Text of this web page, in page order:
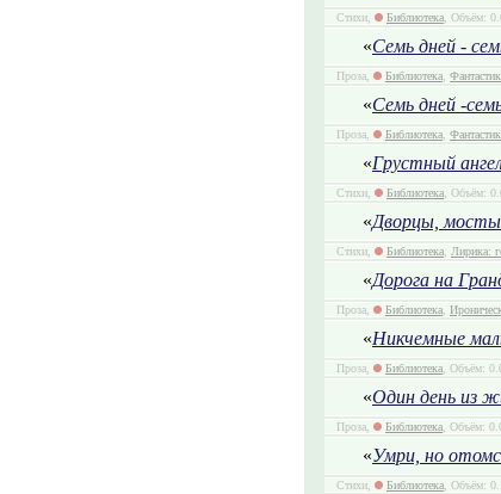
Стихи, Библиотека, Объём:
«Семь дней -
Проза, Библиотека,
«Семь дней -
Проза, Библиотека,
«Грустный
Стихи, Библиотека, Объём:
«Дворцы, мосты
Стихи, Библиотека, Лирика:
«Дорога на
Проза, Библиотека,
«Никчемные
Проза, Библиотека, Объём:
«Один день из
Проза, Библиотека, Объём:
«Умри, но
Стихи, Библиотека, Объём: